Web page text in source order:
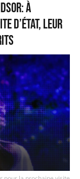
à
d’État, leur